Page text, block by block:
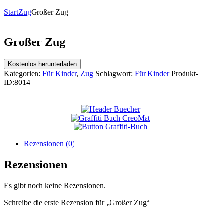
StartZugGroßer Zug
Großer Zug
Kostenlos herunterladen
Kategorien: Für Kinder, Zug Schlagwort: Für Kinder Produkt-
ID:8014
Rezensionen (0)
Rezensionen
Es gibt noch keine Rezensionen.
Schreibe die erste Rezension für „Großer Zug“